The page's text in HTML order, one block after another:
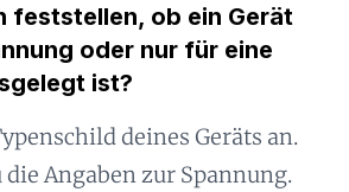
feststellen, ob ein Gerät
oder nur für eine
ist?
deines Geräts an.
Angaben zur Spannung.